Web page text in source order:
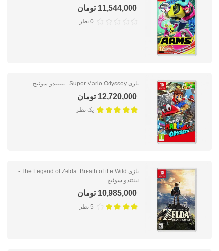
11,544,000 تومان
0 نظر
بازی Super Mario Odyssey - نینتندو سوئیچ
12,720,000 تومان
یک نظر
بازی The Legend of Zelda: Breath of the Wild -
نینتندو سوئیچ
10,985,000 تومان
5 نظر